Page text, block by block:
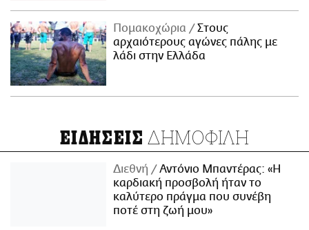
Πομακοχώρια
Στους
αρχαιότερους αγώνες πάλης με
λάδι στην Ελλάδα
ΕΙΔΗΣΕΙΣ ΔΗΜΟΦΙΛΗ
Διεθνή
Αντόνιο Μπαντέρας: «Η
καρδιακή προσβολή ήταν το
καλύτερο πράγμα που συνέβη
ποτέ στη ζωή μου»